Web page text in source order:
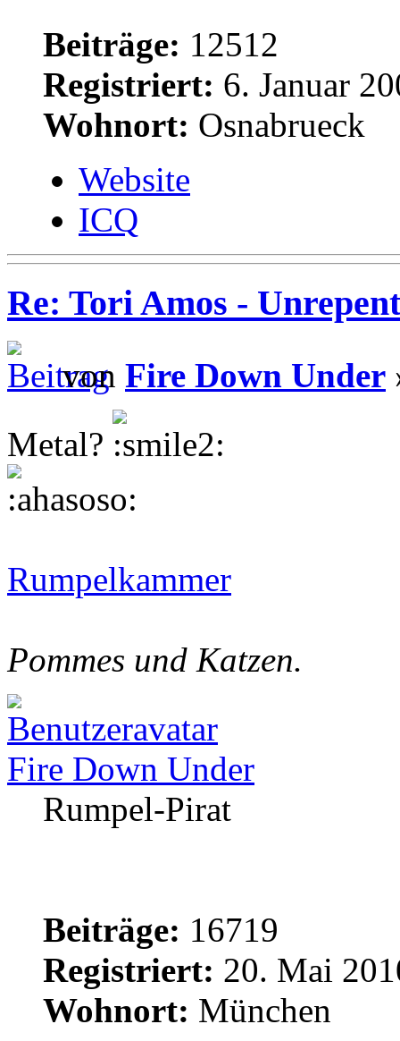
Beiträge: 12512
Registriert: 6. Januar
Wohnort: Osnabrueck
Website
ICQ
Re: Tori Amos -
von Fire Down Under
Metal?
Rumpelkammer
Pommes und Katzen.
Fire Down Under
Rumpel-Pirat
Beiträge: 16719
Registriert: 20. Mai
Wohnort: München